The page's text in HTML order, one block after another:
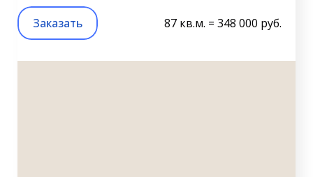
Заказать 87 кв.м. = 348 000 руб.